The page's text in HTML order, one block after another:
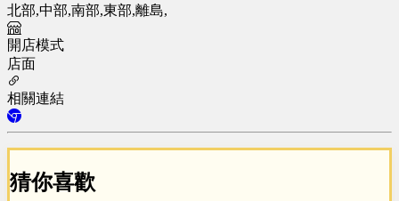
北部,中部,南部,東部,離島,
開店模式
店面
相關連結
猜你喜歡